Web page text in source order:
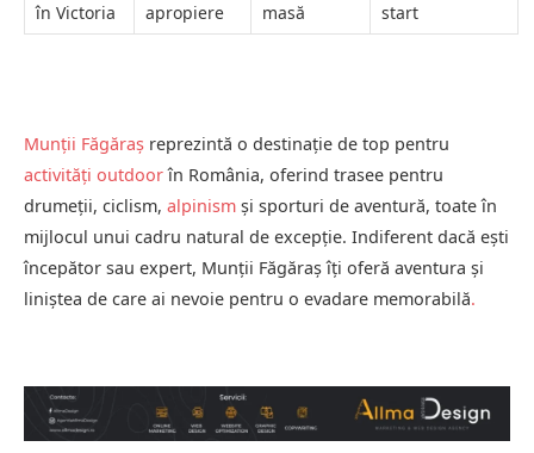
în Victoria
apropiere
masă
start
Munții Făgăraș reprezintă o destinație de top pentru
activități outdoorîn România, oferind trasee pentru
drumeții, ciclism, alpinism și sporturi de aventură, toate în
mijlocul unui cadru natural de excepție. Indiferent dacă ești
începător sau expert, Munții Făgăraș îți oferă aventura și
liniștea de care ai nevoie pentru o evadare memorabilă.